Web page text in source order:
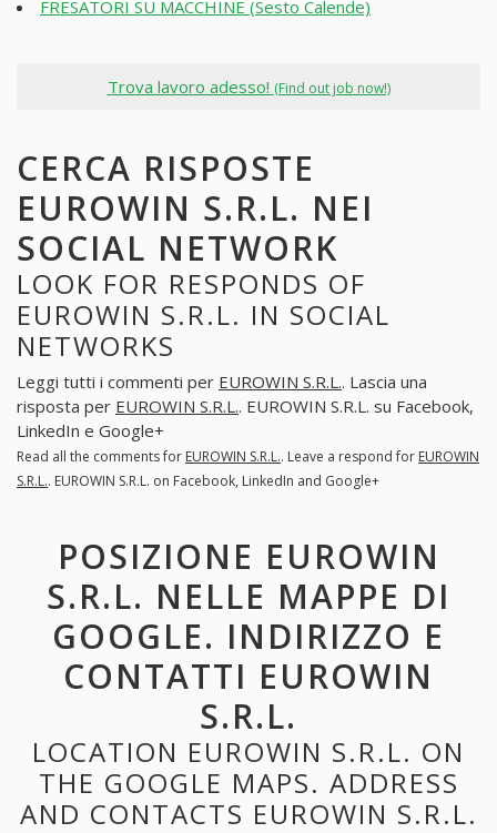
FRESATORI SU MACCHINE (Sesto Calende)
Trova lavoro adesso! (Find out job now!)
CERCA RISPOSTE
EUROWIN S.R.L. NEI
SOCIAL NETWORK
LOOK FOR RESPONDS OF
EUROWIN S.R.L. IN SOCIAL
NETWORKS
Leggi tutti i commenti per EUROWIN S.R.L.. Lascia una
risposta per EUROWIN S.R.L.. EUROWIN S.R.L. su Facebook,
LinkedIn e Google+
Read all the comments for EUROWIN S.R.L.. Leave a respond for EUROWIN
S.R.L.. EUROWIN S.R.L. on Facebook, LinkedIn and Google+
POSIZIONE EUROWIN
S.R.L. NELLE MAPPE DI
GOOGLE. INDIRIZZO E
CONTATTI EUROWIN
S.R.L.
LOCATION EUROWIN S.R.L. ON
THE GOOGLE MAPS. ADDRESS
AND CONTACTS EUROWIN S.R.L.